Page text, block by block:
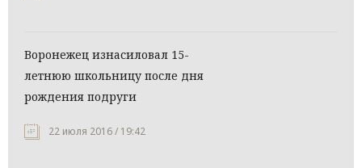
Воронежец изнасиловал 15-
летнюю школьницу после дня
рождения подруги
22 июля 2016 / 19:42